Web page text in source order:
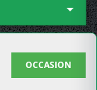

OCCASION